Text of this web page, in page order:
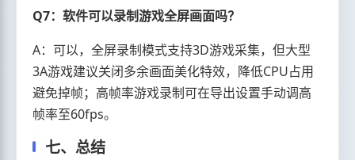
Q7：软件可以录制游戏全屏画面吗？
A：可以，全屏录制模式支持3D游戏采集，但大型
3A游戏建议关闭多余画面美化特效，降低CPU占用
避免掉帧；高帧率游戏录制可在导出设置手动调高
帧率至60fps。
七、总结